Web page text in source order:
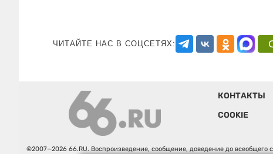
ЧИТАЙТЕ НАС В СОЦСЕТЯХ:
КОНТАКТЫ
COOKIE
©2007—2026 66.RU. Воспроизведение, сообщение, доведение до всеобщего